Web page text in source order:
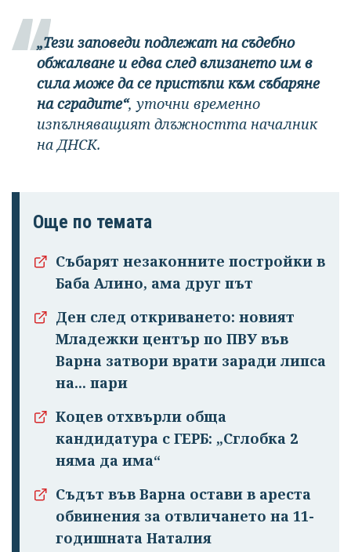
„Тези заповеди подлежат на съдебно
обжалване и едва след влизането им в
сила може да се пристъпи към събаряне
на сградите“, уточни временно
изпълняващият длъжността началник
на ДНСК.
Още по темата
Събарят незаконните постройки в
Баба Алино, ама друг път
Ден след откриването: новият
Младежки център по ПВУ във
Варна затвори врати заради липса
на... пари
Коцев отхвърли обща
кандидатура с ГЕРБ: „Сглобка 2
няма да има“
Съдът във Варна остави в ареста
обвинения за отвличането на 11-
годишната Наталия